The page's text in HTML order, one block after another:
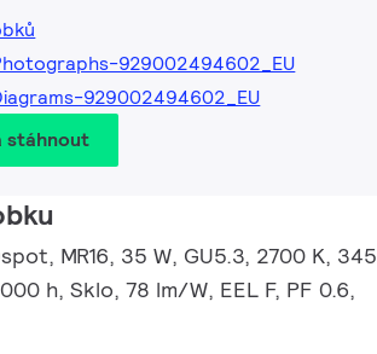
929002494602_EU
929002494602_EU
stáhnout
MR16, 35 W, GU5.3, 2700 K, 345
h, Sklo, 78 lm/W, EEL F, PF 0.6,